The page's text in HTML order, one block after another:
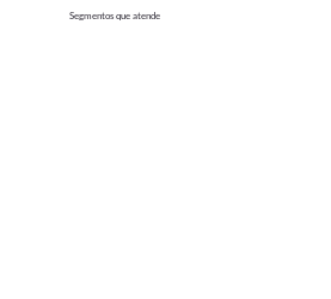
Segmentos que atende